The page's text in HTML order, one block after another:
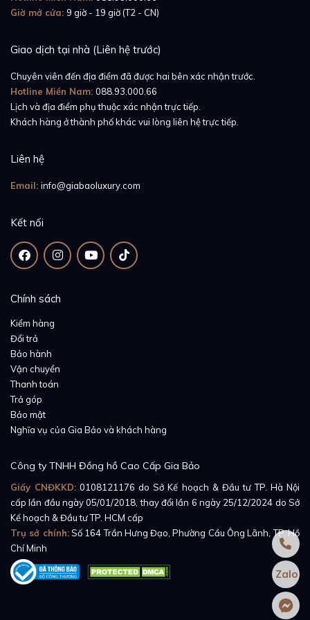
Rolex Datejust – 40 năm cố gắng và nỗ lực
Kỷ niệm 40 năm ngày thành lập công ty, năm 1945,
Rolex đã tung ra thị trường bộ sưu tập Rolex Datejust
– bộ sưu tập mang những giá trị cốt lõi của thương
hiệu và là dòng sản phẩm huyền thoại được tất cả
những người hâm mộ đồng hồ yêu thích cho đến tận
ngày nay.
Giờ mở cửa: 9 giờ - 19 giờ (T2 - CN)
Giao dịch tại nhà (Liên hệ trước)
Chuyên viên đến địa điểm đã được hai bên xác nhận trước.
Hotline Miền Nam: 088.93.000.66
Lịch và địa điểm phụ thuộc xác nhận trực tiếp.
Khách hàng ở thành phố khác vui lòng liên hệ trực tiếp.
Liên hệ
Email: info@giabaoluxury.com
Kết nối
Chính sách
Kiểm hàng
Đổi trả
Bảo hành
Vận chuyển
Thanh toán
Trả góp
Bảo mật
Nghĩa vụ của Gia Bảo và khách hàng
Công ty TNHH Đồng hồ Cao Cấp Gia Bảo
Giấy CNĐKKD: 0108121176 do Sở Kế hoạch & Đầu tư TP. Hà Nội
cấp lần đầu ngày 05/01/2018, thay đổi lần 6 ngày 25/12/2024 do Sở
Kế hoạch & Đầu tư TP. HCM cấp
Trụ sở chính:Số 164 Trần Hưng Đạo, Phường Cầu Ông Lãnh, TP. Hồ
Chí Minh
Zalo